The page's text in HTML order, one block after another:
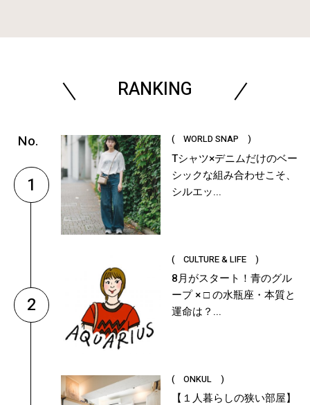
RANKING
1
( WORLD SNAP )
Tシャツ×デニムだけのベー
シックな組み合わせこそ、
シルエッ...
2
( CULTURE & LIFE )
8月がスタート！青のグル
ープ × □ の水瓶座・本質と
運命は？...
( ONKUL )
【１人暮らしの狭い部屋】